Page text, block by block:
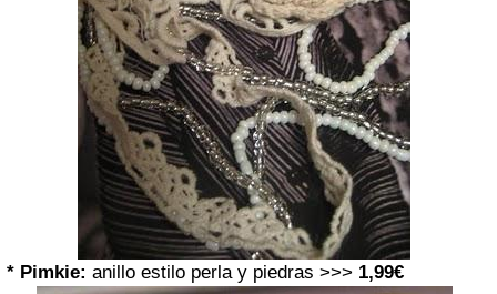
* Pimkie: anillo estilo perla y piedras >>> 1,99€